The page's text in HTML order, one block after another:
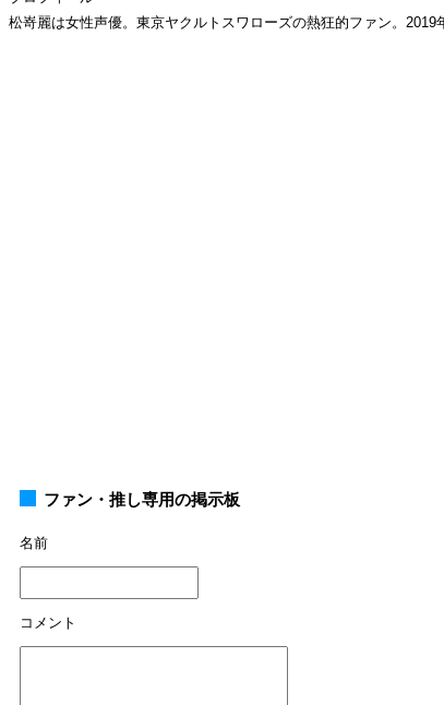
松嵜麗は女性声優。東京ヤクルトスワローズの熱狂的ファン。
ファン・推し専用の掲示板
名前
コメント